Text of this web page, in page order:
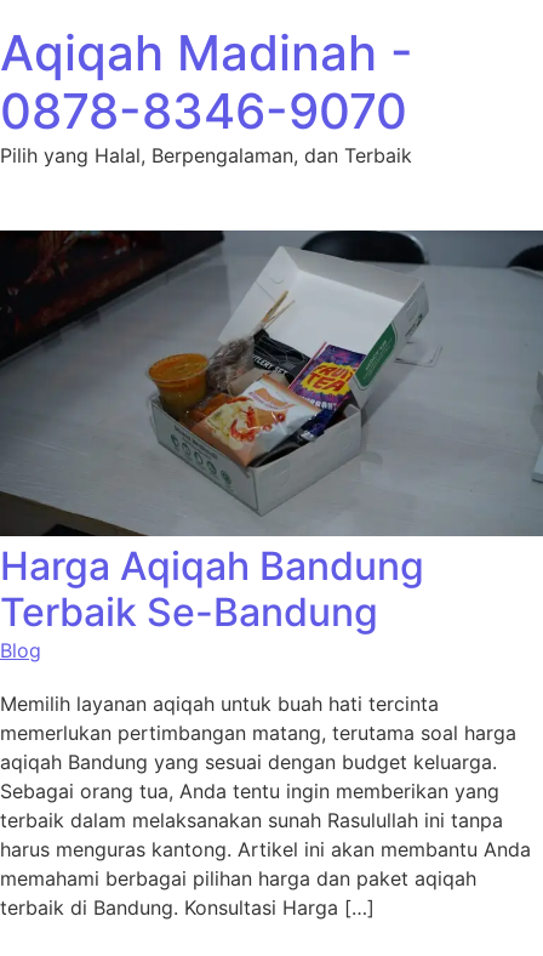
Aqiqah Madinah -
0878-8346-9070
Pilih yang Halal, Berpengalaman, dan Terbaik
Harga Aqiqah Bandung
Terbaik Se-Bandung
Blog
Memilih layanan aqiqah untuk buah hati tercinta
memerlukan pertimbangan matang, terutama soal harga
aqiqah Bandung yang sesuai dengan budget keluarga.
Sebagai orang tua, Anda tentu ingin memberikan yang
terbaik dalam melaksanakan sunah Rasulullah ini tanpa
harus menguras kantong. Artikel ini akan membantu Anda
memahami berbagai pilihan harga dan paket aqiqah
terbaik di Bandung. Konsultasi Harga […]